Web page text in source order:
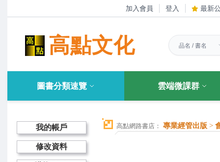
加入會員 登入 最新
高點文化
圖書分類速覽 雲端微課群
我的帳戶
修改資料
高點網路書店： 專業經管出版 >